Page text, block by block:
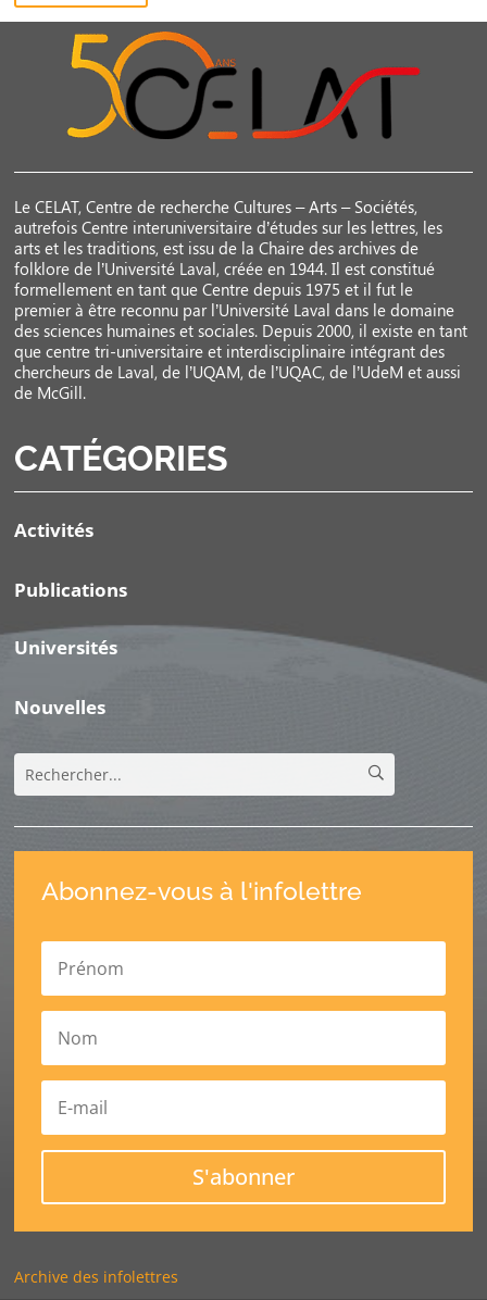
Le CELAT, Centre de recherche Cultures – Arts – Sociétés,
autrefois Centre interuniversitaire d’études sur les lettres, les
arts et les traditions, est issu de la Chaire des archives de
folklore de l’Université Laval, créée en 1944. Il est constitué
formellement en tant que Centre depuis 1975 et il fut le
premier à être reconnu par l’Université Laval dans le domaine
des sciences humaines et sociales. Depuis 2000, il existe en tant
que centre tri-universitaire et interdisciplinaire intégrant des
chercheurs de Laval, de l’UQAM, de l’UQAC, de l’UdeM et aussi
de McGill.
CATÉGORIES
Activités
Publications
Universités
Nouvelles
Abonnez-vous à l'infolettre
S'abonner
Archive des infolettres